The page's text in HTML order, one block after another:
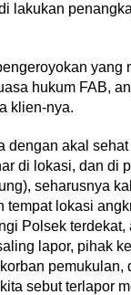
lakukan
yang
hukum FAB,
klien-nya.
dengan akal
di lokasi, dan di
seharusnya
tempat lokasi
Polsek terdekat,
lapor, pihak
pemukulan,
sebut terlapor